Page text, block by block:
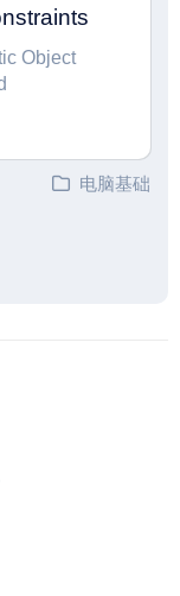
Object
电脑基础